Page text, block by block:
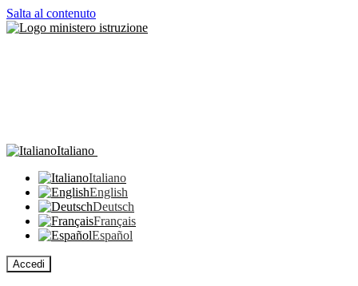
Salta al contenuto
Italiano
Italiano
English
Deutsch
Français
Español
Accedi